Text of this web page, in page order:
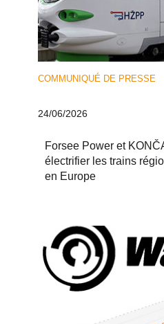
COMMUNIQUÉ DE PRESSE
24/06/2026
Forsee Power et
électrifier les trains
en Europe